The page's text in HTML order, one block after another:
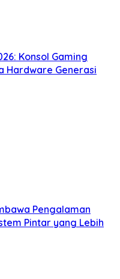
Konsol Gaming
Hardware Generasi
Pengalaman
Pintar yang Lebih